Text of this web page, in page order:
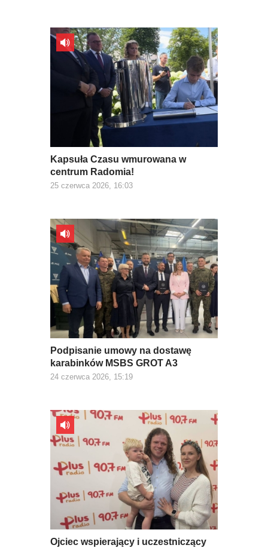
Kapsuła Czasu wmurowana w
centrum Radomia!
25 czerwca 2026, 16:03
Podpisanie umowy na dostawę
karabinków MSBS GROT A3
24 czerwca 2026, 15:19
Ojciec wspierający i uczestniczący